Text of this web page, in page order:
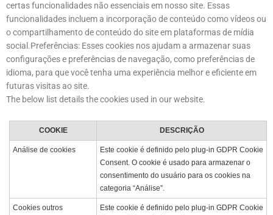
certas funcionalidades não essenciais em nosso site. Essas
funcionalidades incluem a incorporação de conteúdo como vídeos ou
o compartilhamento de conteúdo do site em plataformas de mídia
social.Preferências: Esses cookies nos ajudam a armazenar suas
configurações e preferências de navegação, como preferências de
idioma, para que você tenha uma experiência melhor e eficiente em
futuras visitas ao site.
The below list details the cookies used in our website.
COOKIE DESCRIÇÃO
Análise de cookies
Este cookie é definido pelo plug-in GDPR Cookie
Consent. O cookie é usado para armazenar o
consentimento do usuário para os cookies na
categoria “Análise”.
Cookies outros
Este cookie é definido pelo plug-in GDPR Cookie